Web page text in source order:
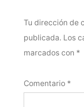
Tu dirección de
publicada. Los
marcados con *
Comentario *